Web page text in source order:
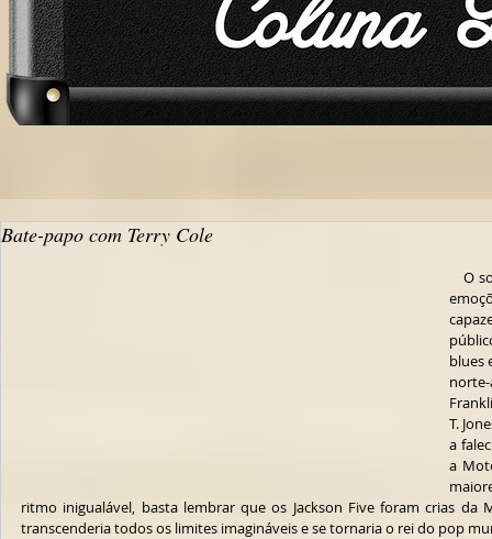
Bate-papo com Terry Cole
blues
T.
a
a
ritmo inigualável, basta lembrar que os Jackson Five foram crias da
transcenderia todos os limites imagináveis e se tornaria o rei do pop